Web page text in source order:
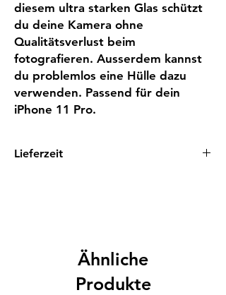
diesem ultra starken Glas schützt
du deine Kamera ohne
Qualitätsverlust beim
fotografieren. Ausserdem kannst
du problemlos eine Hülle dazu
verwenden. Passend für dein
iPhone 11 Pro.
Lieferzeit
Ähnliche
Produkte